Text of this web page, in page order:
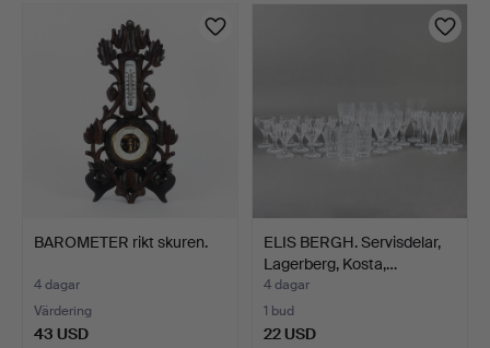
BAROMETER rikt skuren.
4 dagar
Värdering
43 USD
ELIS BERGH. Servisdelar,
Lagerberg, Kosta,…
4 dagar
1 bud
22 USD